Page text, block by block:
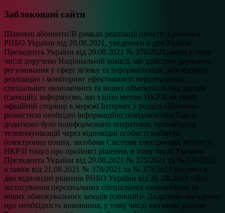
Заблоковані сайти
Шановні абоненти!В рамках реалізації пункту 3 рішення
РНБО України від 20.08.2021, уведеного в дію Указом
Президента України від 20.08.2021 № 376/2021, яким у тому
числі доручено Національній комісії, що здійснює державне
регулювання у сфері зв'язку та інформатизації, забезпечити
реалізацію і моніторинг ефективності персональних
спеціальних економічних та інших обмежувальних заходів
(санкцій), інформуємо, що з цією метою НКРЗІ на своїй
офіційній сторінці в мережі Інтернет у розділі «Новини»
розмістила необхідні інформаційні повідомлення.Також
додатково було поінформовано операторів, провайдерів
телекомунікацій через відповідні особисті кабінети
(електронна пошта, засобами Системи електронної звітності
НКРЗІ тощо) про прийняті рішення, в тому числі Указами
Президента України від 20.08.2021 № 375/2021 та № 376/2021,
а також від 21.08.2021 № 378/2021 та № 379/2021 уведено в
дію відповідні рішення РНБО України від 20 .08.2021 «Про
застосування персональних спеціальних економічних та
інших обмежувальних заходів (санкцій)».Додатково нагадуємо
про необхідність виконання, у тому числі вказаних рішень